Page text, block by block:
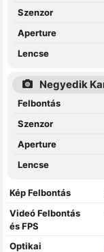
Szenzor
Aperture
Lencse
Negyedik
Felbontás
Szenzor
Aperture
Lencse
Kép Felbontás
Videó Felbontás
és FPS
Optikai